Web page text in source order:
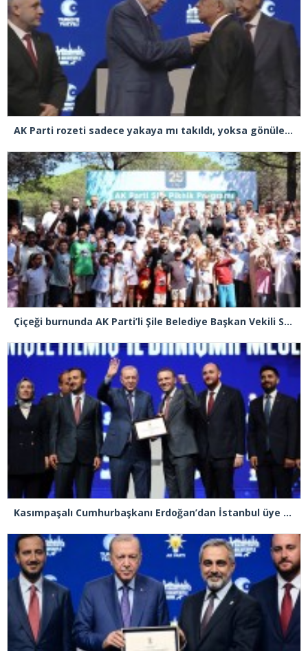
AK Parti rozeti sadece yakaya mı takıldı, yoksa gönüle takılmadı mı?
Çiçeği burnunda AK Parti’li Şile Belediye Başkan Vekili Sacit Terzi, teşkilatlarla piknikte buluştu
Kasımpaşalı Cumhurbaşkanı Erdoğan’dan İstanbul üye birincisi Beyoğlu İlçe Başkanı Kasım Fırat’a plaket